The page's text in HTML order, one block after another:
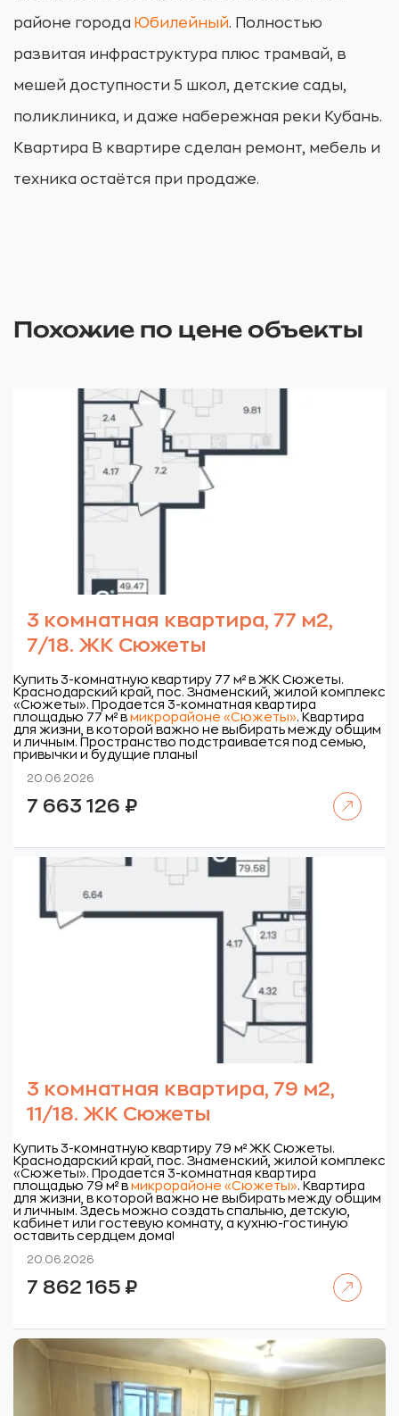
районе города Юбилейный. Полностью
развитая инфраструктура плюс трамвай, в
мешей доступности 5 школ, детские сады,
поликлиника, и даже набережная реки Кубань.
Квартира В квартире сделан ремонт, мебель и
техника остаётся при продаже.
Похожие по цене объекты
3 комнатная квартира, 77 м2,
7/18. ЖК Сюжеты
Купить 3-комнатную квартиру 77 м² в ЖК Сюжеты.
Краснодарский край, пос. Знаменский, жилой комплекс
«Сюжеты». Продается 3-комнатная квартира
площадью 77 м² в микрорайоне «Сюжеты». Квартира
для жизни, в которой важно не выбирать между общим
и личным. Пространство подстраивается под семью,
привычки и будущие планы!
20.06.2026
7 663 126 ₽
3 комнатная квартира, 79 м2,
11/18. ЖК Сюжеты
Купить 3-комнатную квартиру 79 м² ЖК Сюжеты.
Краснодарский край, пос. Знаменский, жилой комплекс
«Сюжеты». Продается 3-комнатная квартира
площадью 79 м² в микрорайоне «Сюжеты». Квартира
для жизни, в которой важно не выбирать между общим
и личным. Здесь можно создать спальню, детскую,
кабинет или гостевую комнату, а кухню-гостиную
оставить сердцем дома!
20.06.2026
7 862 165 ₽